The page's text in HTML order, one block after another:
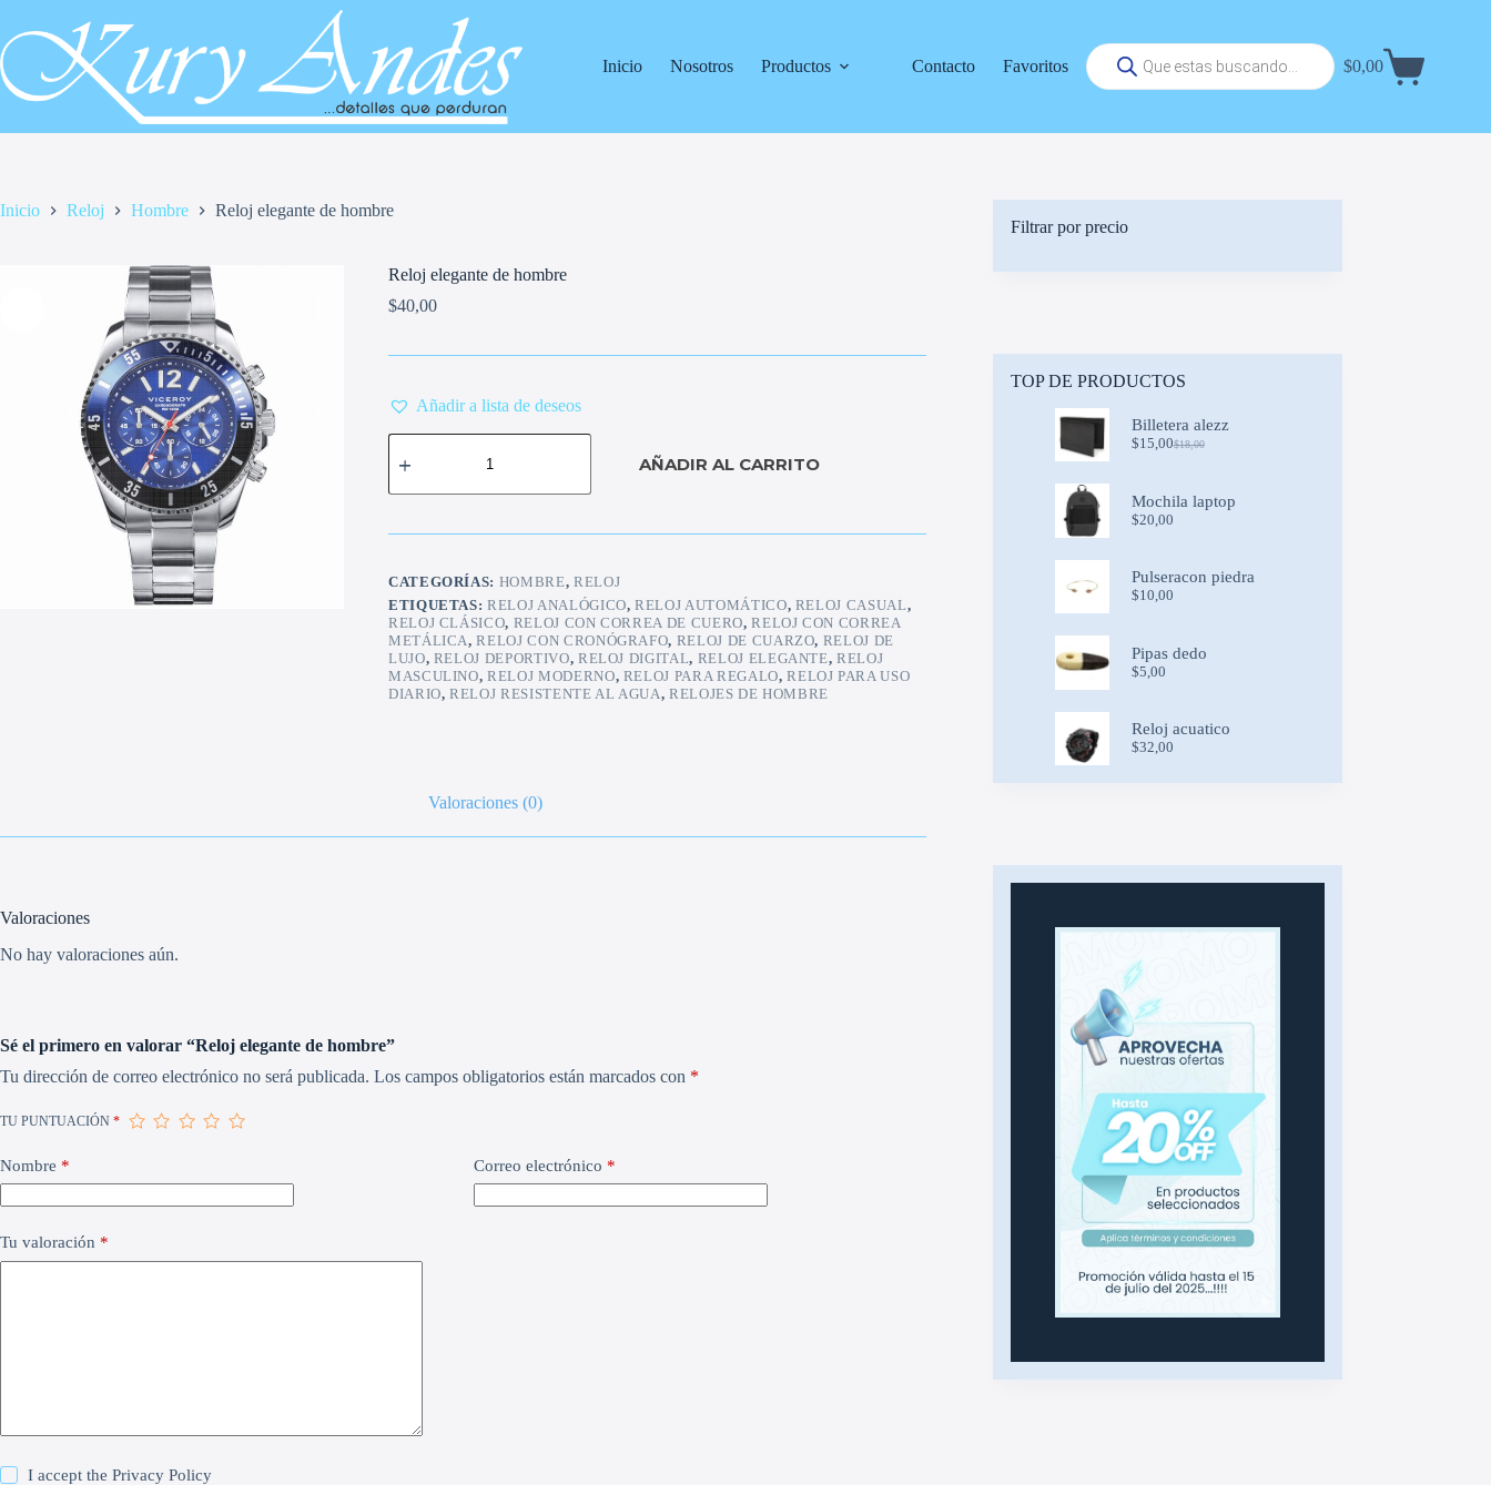
contenido
Inicio Nosotros Productos Contacto Favoritos
Búsqueda
de
productos
Carrito
$0,00
Inicio Reloj Hombre Reloj elegante de hombre
Reloj elegante de hombre
$40,00
Añadir a lista de deseos
Reloj
elegante
hombre
AÑADIR AL CARRITO
CATEGORÍAS: HOMBRE, RELOJ
ETIQUETAS:RELOJ ANALÓGICO,RELOJ AUTOMÁTICO, RELOJ CASUAL,
RELOJ CLÁSICO, RELOJ CON CORREA DE CUERO,RELOJ CON CORREA
METÁLICA,RELOJ CON CRONÓGRAFO, RELOJ DE CUARZO, RELOJ DE
LUJO, RELOJ DEPORTIVO, RELOJ DIGITAL, RELOJ ELEGANTE,RELOJ
MASCULINO,RELOJ MODERNO, RELOJ PARA REGALO,RELOJ PARA USO
DIARIO,RELOJ RESISTENTE AL AGUA,RELOJES DE HOMBRE
Valoraciones (0)
Valoraciones
No hay valoraciones aún.
Sé el primero en valorar “Reloj elegante de hombre”
Tu dirección de correo electrónico no será publicada. Los campos obligatorios están marcados con *
TU PUNTUACIÓN *
Nombre * Correo electrónico *
Tu valoración *
I accept thePrivacy Policy
Filtrar por precio
TOP DE PRODUCTOS
Billetera alezz
$18,00
Original
$18,00.
$15,00Current
$15,00.
Mochila laptop
$20,00
Pulseracon piedra
$10,00
Pipas dedo
$5,00
Reloj acuatico
$32,00